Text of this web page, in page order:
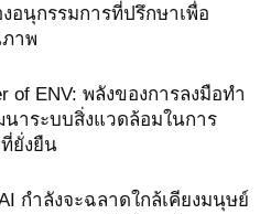
อนุกรรมการที่ปรึกษาเพื่อ
าพ
of ENV: พลังของการลงมือทำ
าระบบสิ่งแวดล้อมในการ
ยั่งยืน
กําลังจะฉลาดใกล้เคียงมนุษย์